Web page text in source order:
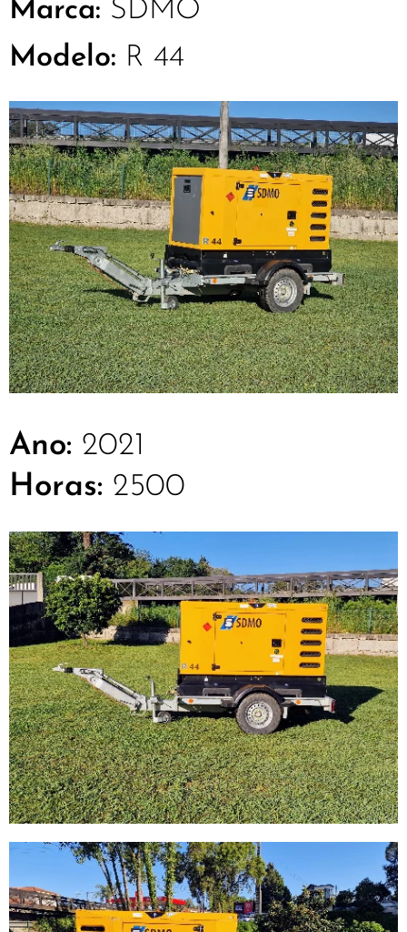
Marca: SDMO
Modelo: R 44
Ano: 2021
Horas: 2500